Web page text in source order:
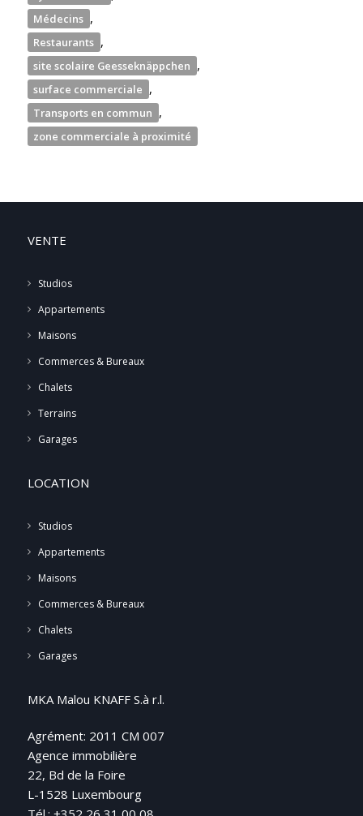
Médecins ,
Restaurants ,
site scolaire Geesseknäppchen ,
surface commerciale ,
Transports en commun ,
zone commerciale à proximité
VENTE
Studios
Appartements
Maisons
Commerces & Bureaux
Chalets
Terrains
Garages
LOCATION
Studios
Appartements
Maisons
Commerces & Bureaux
Chalets
Garages
MKA Malou KNAFF S.à r.l.
Agrément: 2011 CM 007
Agence immobilière
22, Bd de la Foire
L-1528 Luxembourg